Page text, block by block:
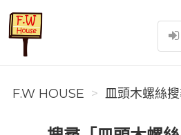
F.W House
F.W HOUSE 皿頭木螺絲搜